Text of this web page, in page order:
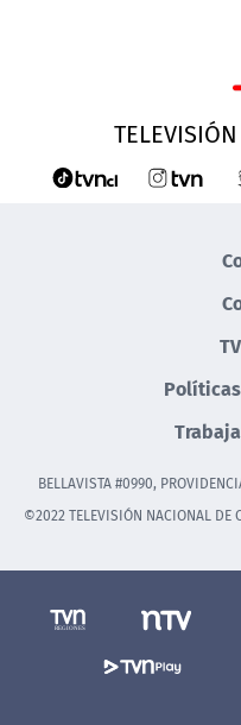
BELLAVISTA #0990,
©2022 TELEVISIÓN NACIONAL DE